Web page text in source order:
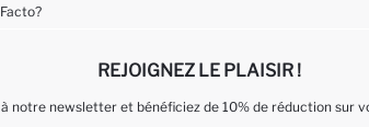
REJOIGNEZ LE PLAISIR !
notre newsletter et bénéficiez de 10% de réduction sur